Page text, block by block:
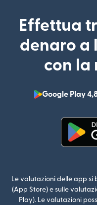
Effettua
denaro a
con la
Google Play
Le valutazioni delle app si
(App Store) e sulle
Play). Le valutazioni